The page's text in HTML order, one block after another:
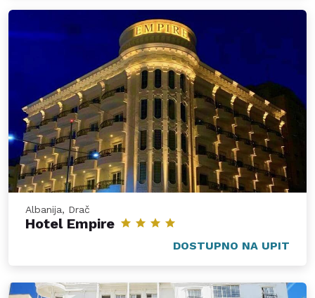
Albanija, Drač
Hotel Empire
DOSTUPNO NA UPIT